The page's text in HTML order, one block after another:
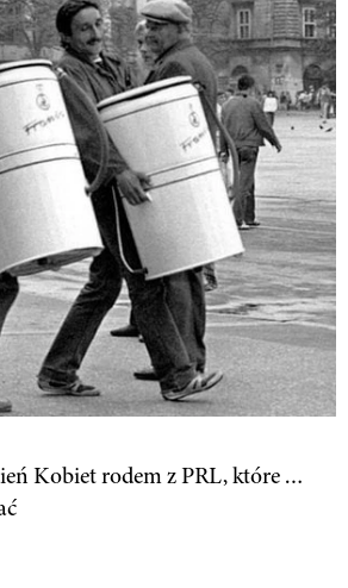
Kobiet rodem z PRL, które …